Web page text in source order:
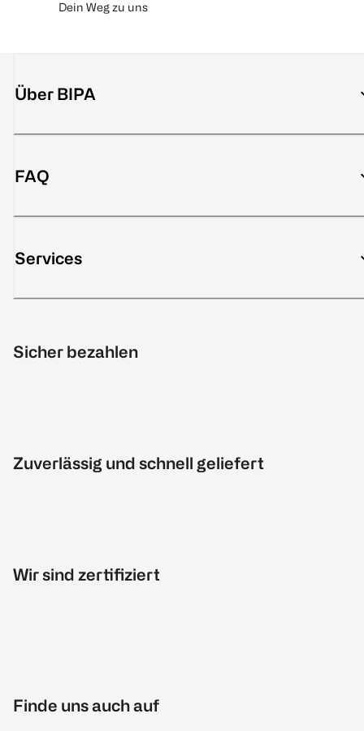
Dein Weg zu uns
Über BIPA
FAQ
Services
Sicher bezahlen
Zuverlässig und schnell geliefert
Wir sind zertifiziert
Finde uns auch auf